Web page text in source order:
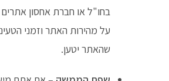
בחו"ל או חברת אחסון
על מהירות האתר וזמני
שהאתר יטען.